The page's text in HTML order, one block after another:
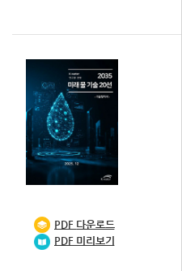
PDF 다운로드
PDF 미리보기